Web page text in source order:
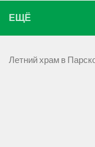
ЕЩЁ
Летний храм в